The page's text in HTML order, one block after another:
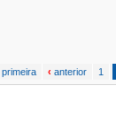
primeira ‹ anterior 1